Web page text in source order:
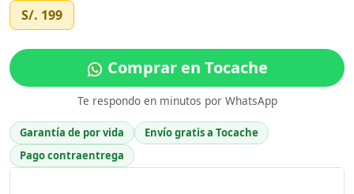
S/. 199
Comprar en Tocache
Te respondo en minutos por WhatsApp
Garantía de por vida
Envío gratis a Tocache
Pago contraentrega